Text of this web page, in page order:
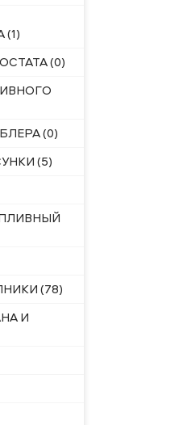
(0)
(0)
(5)
(78)
И